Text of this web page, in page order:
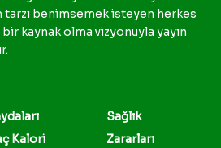
tarzı benimsemek isteyen herkes
kaynak olma vizyonuyla yayın
Kalori
Sağlık
Zararları